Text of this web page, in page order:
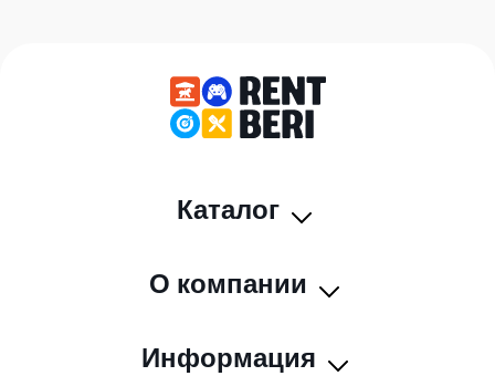
Каталог
О компании
Информация